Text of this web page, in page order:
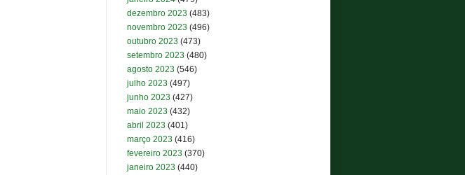
dezembro 2023 (483)
novembro 2023 (496)
outubro 2023 (473)
setembro 2023 (480)
agosto 2023 (546)
julho 2023 (497)
junho 2023 (427)
maio 2023 (432)
abril 2023 (401)
março 2023 (416)
fevereiro 2023 (370)
janeiro 2023 (440)